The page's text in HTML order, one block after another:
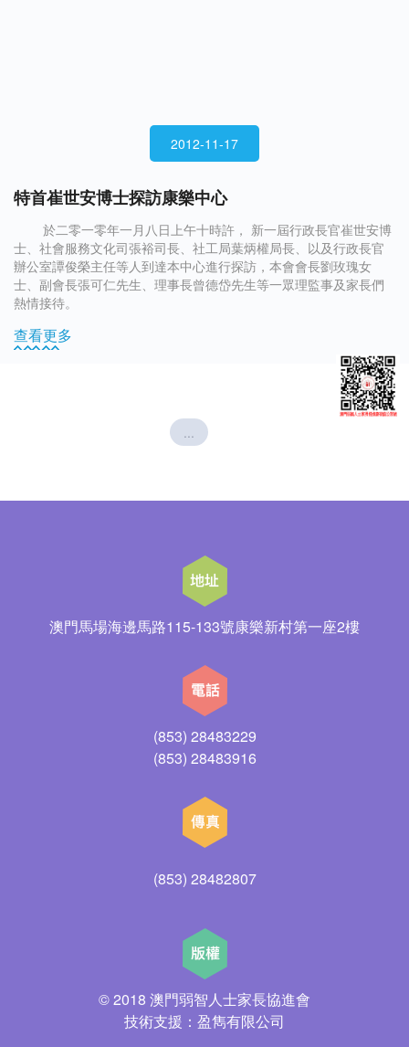
2012-11-17
特首崔世安博士探訪康樂中心
於二零一零年一月八日上午十時許， 新一屆行政長官崔世安博
士、社會服務文化司張裕司長、社工局葉炳權局長、以及行政長官
辦公室譚俊榮主任等人到達本中心進行探訪，本會會長劉玫瑰女
士、副會長張可仁先生、理事長曾德岱先生等一眾理監事及家長們
熱情接待。
查看更多
...
澳門馬場海邊馬路115-133號康樂新村第一座2樓
(853) 28483229
(853) 28483916
(853) 28482807
© 2018 澳門弱智人士家長協進會
技術支援：盈雋有限公司